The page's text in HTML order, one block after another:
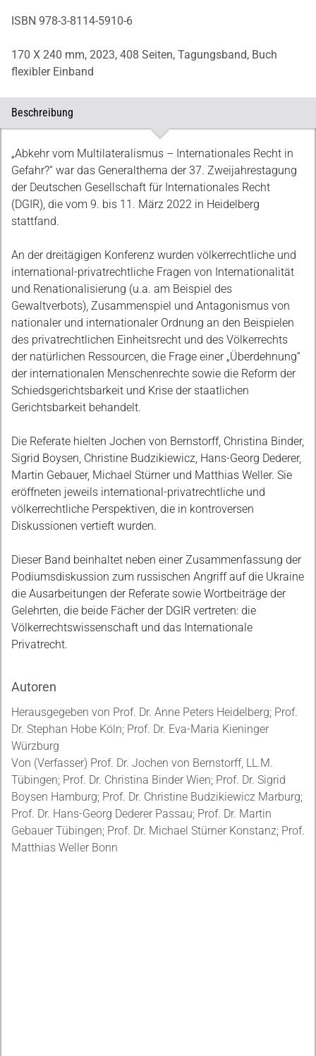
ISBN 978-3-8114-5910-6
170 X 240 mm, 2023, 408 Seiten, Tagungsband, Buch
flexibler Einband
Beschreibung
Beschreibung
„Abkehr vom Multilateralismus – Internationales Recht in
Gefahr?“ war das Generalthema der 37. Zweijahrestagung
der Deutschen Gesellschaft für Internationales Recht
(DGIR), die vom 9. bis 11. März 2022 in Heidelberg
stattfand.
An der dreitägigen Konferenz wurden völkerrechtliche und
international-privatrechtliche Fragen von Internationalität
und Renationalisierung (u.a. am Beispiel des
Gewaltverbots), Zusammenspiel und Antagonismus von
nationaler und internationaler Ordnung an den Beispielen
des privatrechtlichen Einheitsrecht und des Völkerrechts
der natürlichen Ressourcen, die Frage einer „Überdehnung“
der internationalen Menschenrechte sowie die Reform der
Schiedsgerichtsbarkeit und Krise der staatlichen
Gerichtsbarkeit behandelt.
Die Referate hielten Jochen von Bernstorff, Christina Binder,
Sigrid Boysen, Christine Budzikiewicz, Hans-Georg Dederer,
Martin Gebauer, Michael Stürner und Matthias Weller. Sie
eröffneten jeweils international-privatrechtliche und
völkerrechtliche Perspektiven, die in kontroversen
Diskussionen vertieft wurden.
Dieser Band beinhaltet neben einer Zusammenfassung der
Podiumsdiskussion zum russischen Angriff auf die Ukraine
die Ausarbeitungen der Referate sowie Wortbeiträge der
Gelehrten, die beide Fächer der DGIR vertreten: die
Völkerrechtswissenschaft und das Internationale
Privatrecht.
Autoren
Herausgegeben von Prof. Dr. Anne Peters Heidelberg; Prof.
Dr. Stephan Hobe Köln; Prof. Dr. Eva-Maria Kieninger
Würzburg
Von (Verfasser) Prof. Dr. Jochen von Bernstorff, LL.M.
Tübingen; Prof. Dr. Christina Binder Wien; Prof. Dr. Sigrid
Boysen Hamburg; Prof. Dr. Christine Budzikiewicz Marburg;
Prof. Dr. Hans-Georg Dederer Passau; Prof. Dr. Martin
Gebauer Tübingen; Prof. Dr. Michael Stürner Konstanz; Prof.
Matthias Weller Bonn